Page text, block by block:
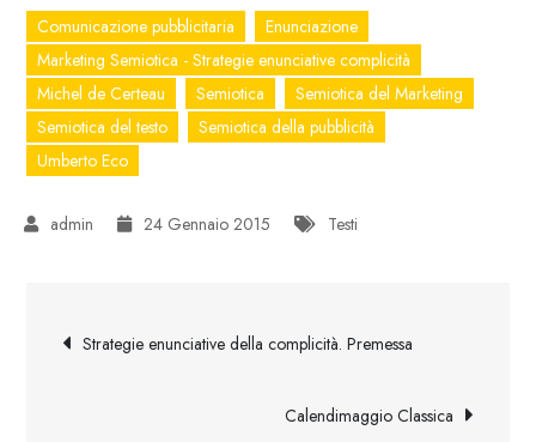
Comunicazione pubblicitaria
Enunciazione
Marketing Semiotica - Strategie enunciative complicità
Michel de Certeau
Semiotica
Semiotica del Marketing
Semiotica del testo
Semiotica della pubblicità
Umberto Eco
24 Gennaio 2015 Testi
Navigazione
Strategie enunciative della complicità. Premessa
Calendimaggio Classica